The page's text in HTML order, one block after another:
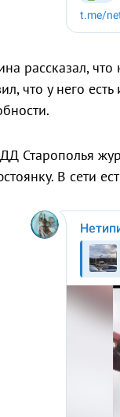
рассказал, что
что у него
Старополья
В сети